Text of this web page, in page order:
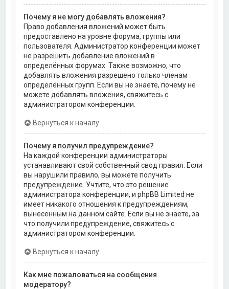
Почему я не могу добавлять вложения?
Право добавления вложений может быть
предоставлено на уровне форума, группы или
пользователя. Администратор конференции может
не разрешить добавление вложений в
определённых форумах. Также возможно, что
добавлять вложения разрешено только членам
определённых групп. Если вы не знаете, почему не
можете добавлять вложения, свяжитесь с
администратором конференции.
Вернуться к началу
Почему я получил предупреждение?
На каждой конференции администраторы
устанавливают свой собственный свод правил. Если
вы нарушили правило, вы можете получить
предупреждение. Учтите, что это решение
администратора конференции, и phpBB Limited не
имеет никакого отношения к предупреждениям,
вынесенным на данном сайте. Если вы не знаете, за
что получили предупреждение, свяжитесь с
администратором конференции.
Вернуться к началу
Как мне пожаловаться на сообщения
модератору?